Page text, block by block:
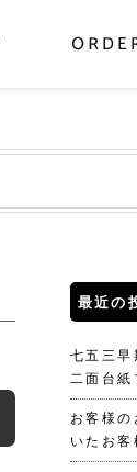
最近の
七五三早
二面台紙
お客様
いたお客